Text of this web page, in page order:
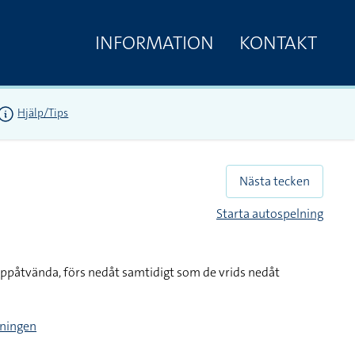
INFORMATION KONTAKT
Hjälp/Tips
Nästa tecken
Starta autospelning
förs nedåt samtidigt som de vrids nedåt